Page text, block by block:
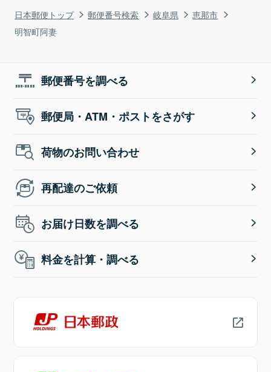
日本郵便トップ 郵便番号検索 岐阜県
恵那市
明智町阿妻
郵便番号を調べる
郵便局・ATM・ポストをさがす
荷物のお問い合わせ
再配達のご依頼
お届け日数を調べる
料金を計算・調べる